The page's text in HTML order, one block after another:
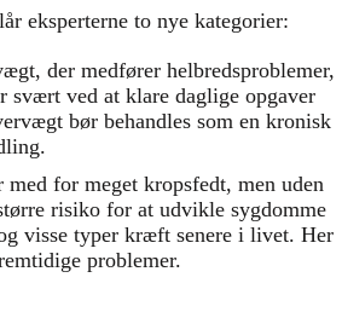
eksperterne to nye kategorier:
der medfører helbredsproblemer,
svært ved at klare daglige opgaver
bør behandles som en kronisk
for meget kropsfedt, men uden
risiko for at udvikle sygdomme
visse typer kræft senere i livet. Her
problemer.